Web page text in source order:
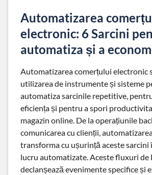
Automatizarea
electronic: 6 Sarcini
automatiza și a
Automatizarea comerțului electronic
utilizarea de instrumente și sisteme
automatiza sarcinile repetitive,
eficiența și pentru a spori
magazin online. De la operațiunile
comunicarea cu clienții,
transforma cu ușurință aceste
lucru automatizate. Aceste fluxuri de
declanșează evenimente specifice și